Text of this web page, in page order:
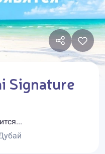
Signature